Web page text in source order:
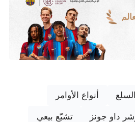
أنواع الأوامر
داو جونز تشبّع بيعي